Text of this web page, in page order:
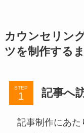
カウンセリン
ツを制作する
STEP 記事へ
記事制作にあた